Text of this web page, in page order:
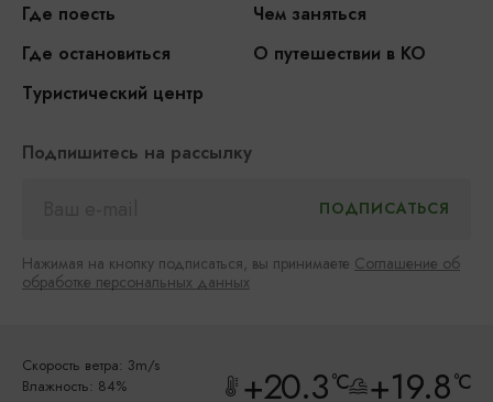
Где поесть
Чем заняться
Где остановиться
О путешествии в КО
Туристический центр
Подпишитесь на рассылку
Нажимая на кнопку подписаться, вы принимаете Соглашение об
обработке персональных данных
Скорость ветра: 3m/s
Влажность: 84%
+20.3°C +19.8°C